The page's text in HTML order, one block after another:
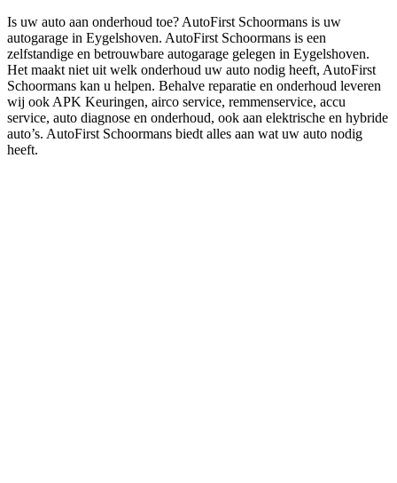
Is uw auto aan onderhoud toe? AutoFirst Schoormans is uw
autogarage in Eygelshoven. AutoFirst Schoormans is een
zelfstandige en betrouwbare autogarage gelegen in Eygelshoven.
Het maakt niet uit welk onderhoud uw auto nodig heeft, AutoFirst
Schoormans kan u helpen. Behalve reparatie en onderhoud leveren
wij ook APK Keuringen, airco service, remmenservice, accu
service, auto diagnose en onderhoud, ook aan elektrische en hybride
auto’s. AutoFirst Schoormans biedt alles aan wat uw auto nodig
heeft.